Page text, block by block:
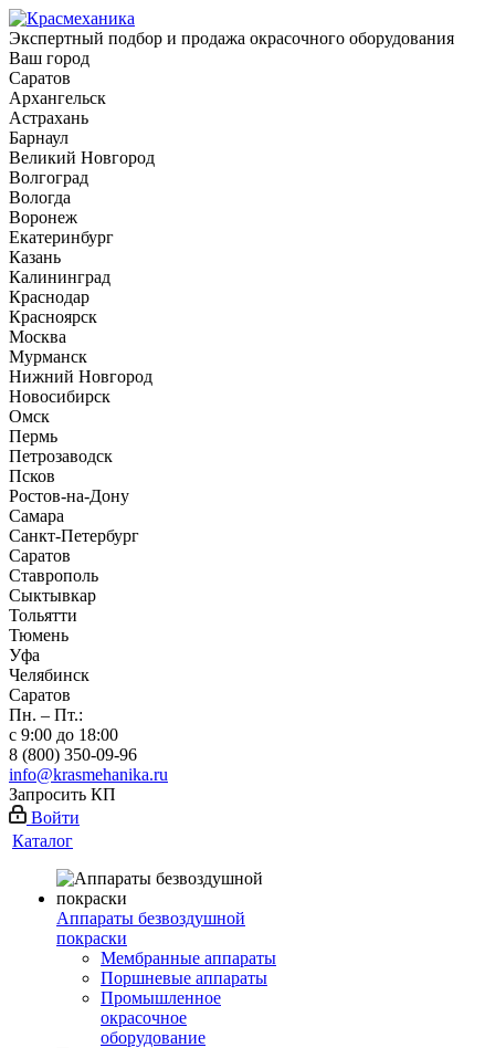
Экспертный подбор и продажа окрасочного оборудования
Ваш город
Саратов
Архангельск
Астрахань
Барнаул
Великий Новгород
Волгоград
Вологда
Воронеж
Екатеринбург
Казань
Калининград
Краснодар
Красноярск
Москва
Мурманск
Нижний Новгород
Новосибирск
Омск
Пермь
Петрозаводск
Псков
Ростов-на-Дону
Самара
Санкт-Петербург
Саратов
Ставрополь
Сыктывкар
Тольятти
Тюмень
Уфа
Челябинск
Саратов
Пн. – Пт.:
с 9:00 до 18:00
8 (800) 350-09-96
info@krasmehanika.ru
Запросить КП
Войти
Каталог
Аппараты безвоздушной
покраски
Мембранные аппараты
Поршневые аппараты
Промышленное
окрасочное
оборудование